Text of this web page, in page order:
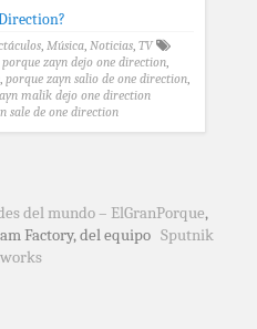
, Música, Noticias, TV
porque zayn dejo one direction,
, porque zayn salio de one direction,
malik dejo one direction
sale de one direction
del mundo – ElGranPorque,
Factory, del equipo Sputnik